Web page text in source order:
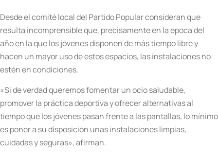
Desde el comité local del Partido Popular consideran que
resulta incomprensible que, precisamente en la época del
año en la que los jóvenes disponen de más tiempo libre y
hacen un mayor uso de estos espacios, las instalaciones no
estén en condiciones.
«Si de verdad queremos fomentar un ocio saludable,
promover la práctica deportiva y ofrecer alternativas al
tiempo que los jóvenes pasan frente a las pantallas, lo mínimo
es poner a su disposición unas instalaciones limpias,
cuidadas y seguras», afirman.